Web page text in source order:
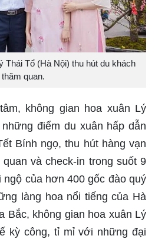
Thái Tổ (Hà Nội) thu hút du khách
thăm quan.
không gian hoa xuân Lý
điểm du xuân hấp dẫn
Bính ngọ, thu hút hàng vạn
và check-in trong suốt 9
của hơn 400 gốc đào quý
làng hoa nổi tiếng của Hà
Bắc, không gian hoa xuân Lý
kỳ công, tỉ mỉ với những đại